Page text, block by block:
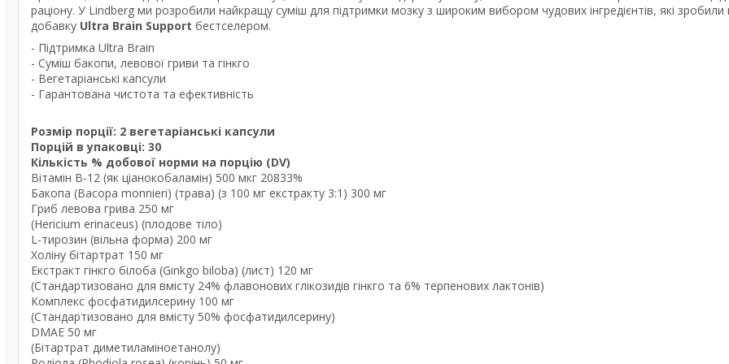
раціону. У Lindberg ми розробили найкращу суміш для підтримки мозку з широким вибором чудових інгредієнтів, які
добавку Ultra Brain Support бестселером.
- Підтримка Ultra Brain
- Суміш бакопи, левової гриви та гінкго
- Вегетаріанські капсули
- Гарантована чистота та ефективність
Розмір порції: 2 вегетаріанські капсули
Порцій в упаковці: 30
Кількість % добової норми на порцію (DV)
Вітамін B-12 (як ціанокобаламін) 500 мкг 20833%
Бакопа (Bacopa monnieri) (трава) (з 100 мг екстракту 3:1) 300 мг
Гриб левова грива 250 мг
(Hericium erinaceus) (плодове тіло)
L-тирозин (вільна форма) 200 мг
Холіну бітартрат 150 мг
Екстракт гінкго білоба (Ginkgo biloba) (лист) 120 мг
(Стандартизовано для вмісту 24% флавонових глікозидів гінкго та 6% терпенових лактонів)
Комплекс фосфатидилсерину 100 мг
(Стандартизовано для вмісту 50% фосфатидилсерину)
DMAE 50 мг
(Бітартрат диметиламіноетанолу)